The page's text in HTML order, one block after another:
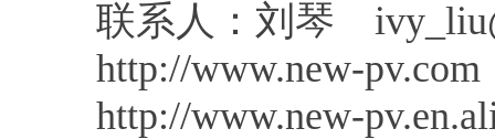
联系人：刘琴
http://www.new-pv.com
http://www.new-